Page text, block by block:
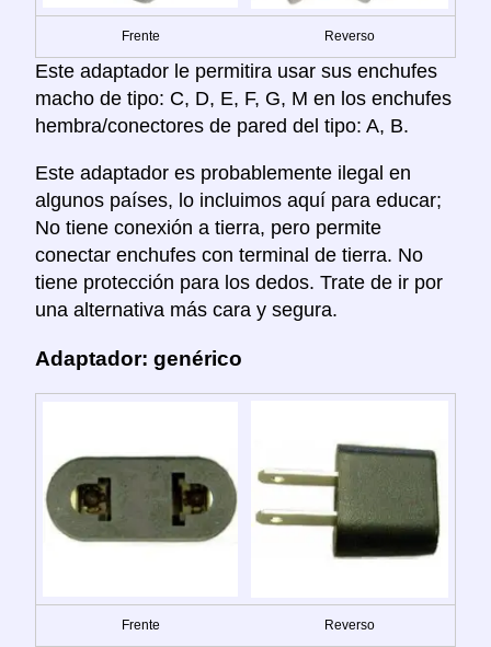
Frente Reverso
Este adaptador le permitira usar sus enchufes
macho de tipo: C, D, E, F, G, M en los enchufes
hembra/conectores de pared del tipo: A, B.
Este adaptador es probablemente ilegal en
algunos países, lo incluimos aquí para educar;
No tiene conexión a tierra, pero permite
conectar enchufes con terminal de tierra. No
tiene protección para los dedos. Trate de ir por
una alternativa más cara y segura.
Adaptador: genérico
Frente Reverso